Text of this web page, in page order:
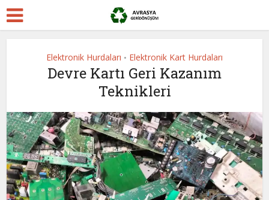
Elektronik Hurdaları • Elektronik Kart Hurdaları
Devre Kartı Geri Kazanım
Teknikleri